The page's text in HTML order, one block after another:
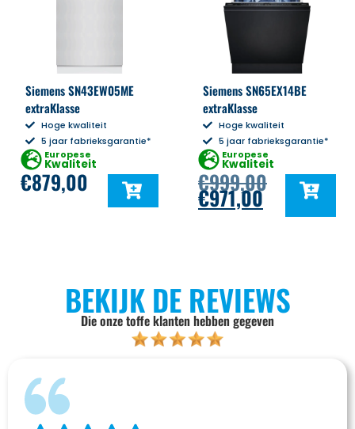
Siemens SN43EW05ME
extraKlasse
Hoge kwaliteit
5 jaar fabrieksgarantie*
Europese
Kwaliteit
€879,00
Siemens SN65EX14BE
extraKlasse
Hoge kwaliteit
5 jaar fabrieksgarantie*
Europese
Kwaliteit
€999,00
€971,00
BEKIJK DE REVIEWS
Die onze toffe klanten hebben gegeven